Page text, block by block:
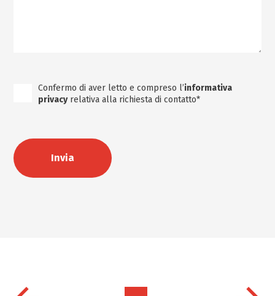
Confermo di aver letto e compreso l’informativa
privacyrelativa alla richiesta di contatto*